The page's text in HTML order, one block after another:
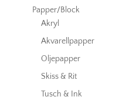
Papper/Block
Akryl
Akvarellpapper
Oljepapper
Skiss & Rit
Tusch & Ink